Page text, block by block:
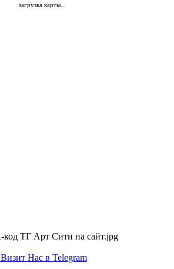
загрузка карты...
Визит Нас в Telegram